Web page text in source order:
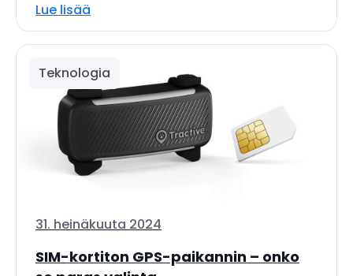
Lue lisää
Teknologia
31. heinäkuuta 2024
SIM-kortiton GPS-paikannin – onko